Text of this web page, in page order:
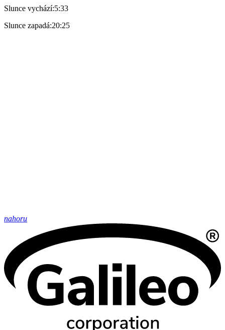
Slunce vychází:5:33
Slunce zapadá:20:25
nahoru